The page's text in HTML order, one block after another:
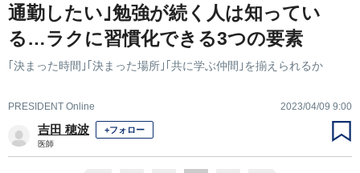
通勤したい｣勉強が続く人は知ってい
る…ラクに習慣化できる3つの要素
｢決まった時間｣｢決まった場所｣｢共に学ぶ仲間｣を揃えられるか
PRESIDENT Online 2023/04/09 9:00
吉田 穂波 +フォロー
医師